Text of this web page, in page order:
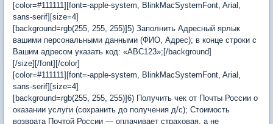
[color=#111111][font=-apple-system, BlinkMacSystemFont, Arial,
sans-serif][size=4]
[background=rgb(255, 255, 255)]5) Заполнить Адресный ярлык
вашими персональными данными (ФИО, Адрес); в конце строки с
Вашим адресом указать код: «ABC123»;[/background]
[/size][/font][/color]
[color=#111111][font=-apple-system, BlinkMacSystemFont, Arial,
sans-serif][size=4]
[background=rgb(255, 255, 255)]6) Получить чек от Почты России о
оказании услуги (сохранить до получения д/с); Стоимость
возврата Почтой России — оплачивает страховая, а не